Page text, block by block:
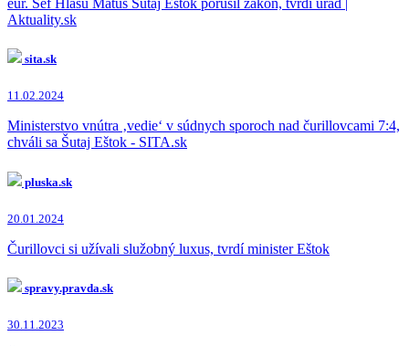
eur. Šéf Hlasu Matúš Šutaj Eštok porušil zákon, tvrdí úrad |
Aktuality.sk
sita.sk
11.02.2024
Ministerstvo vnútra ‚vedie‘ v súdnych sporoch nad čurillovcami 7:4,
chváli sa Šutaj Eštok - SITA.sk
pluska.sk
20.01.2024
Čurillovci si užívali služobný luxus, tvrdí minister Eštok
spravy.pravda.sk
30.11.2023